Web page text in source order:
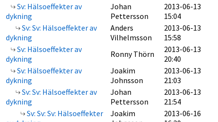
Sv: Hälsoeffekter av
dykning
Johan
Pettersson
2013-06-13
15:04
Sv: Sv: Hälsoeffekter av
dykning
Anders
Vilhelmsson
2013-06-13
15:58
Sv: Hälsoeffekter av
dykning
Ronny Thörn
2013-06-13
20:40
Sv: Hälsoeffekter av
dykning
Joakim
Johnsson
2013-06-13
21:03
Sv: Sv: Hälsoeffekter av
dykning
Johan
Pettersson
2013-06-13
21:54
Sv: Sv: Sv: Hälsoeffekter
Joakim
2013-06-16